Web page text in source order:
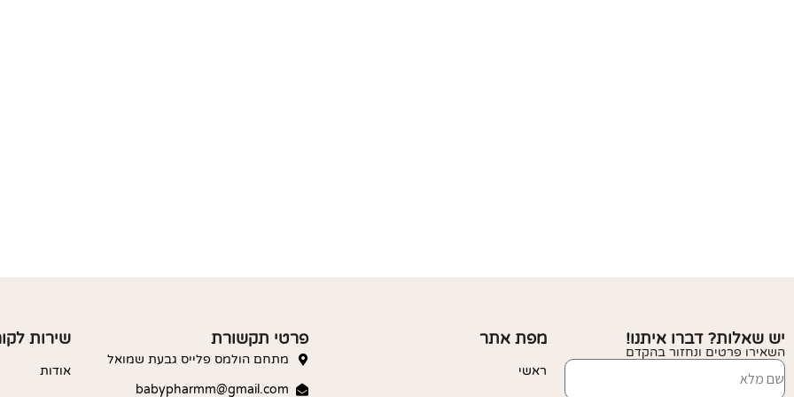
יש שאלות? דברו איתנו!
השאירו פרטים ונחזור בהקדם
מפת אתר
ראשי
פרטי תקשורת
מתחם הולמס פלייס גבעת שמואל
babypharmm@gmail.com
שירות
אודות